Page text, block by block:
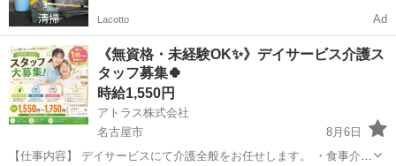
Lacotto Ad
《無資格・未経験OK✨》デイサービス介護ス
タッフ募集🍀
時給1,550円
アトラス株式会社
名古屋市
8月6日
【仕事内容】 デイサービスにて介護全般をお任せします。 ・食事介